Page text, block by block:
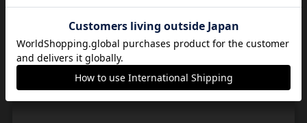
ウッドクラフト
Woodcraft